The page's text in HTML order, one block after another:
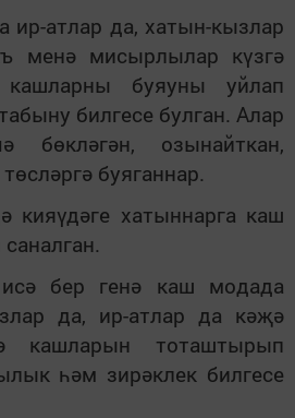
атлар да, хатын-кызлар
менә мисырлылар күзгә
буяуны уйлап
билгесе булган. Алар
бөкләгән, озынайткан,
буяганнар.
кияүдәге хатыннарга каш
бер генә каш модада
да, ир-атлар да кәҗә
кашларын тоташтырып
һәм зирәклек билгесе